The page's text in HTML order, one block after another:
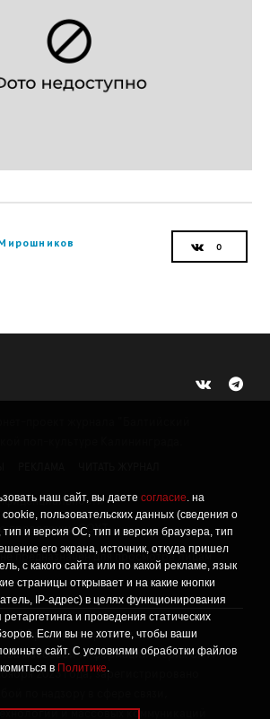
наш сайт, вы даете согласие. на
пользовательских данных (сведения о
и версия ОС, тип и версия браузера, тип
его экрана, источник, откуда пришел
с какого сайта или по какой рекламе, язык
страницы открывает и на какие кнопки
IP-адрес) в целях функционирования
и проведения статических
Если вы не хотите, чтобы ваши
сайт. С условиями обработки файлов
в Политике.
проведении СОУТ
предназначен для просмотра лицам
Бро», реестровая запись о
массовой информации: серия Эл №
2023 года, зарегистрировано